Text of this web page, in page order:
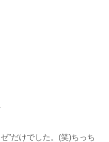
”だけでした。(笑)ちっち